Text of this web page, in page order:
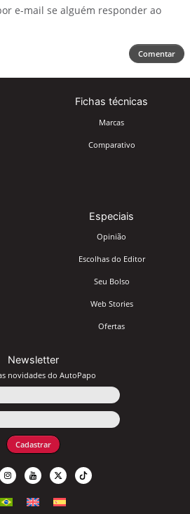
e-mail se alguém responder ao
Comentar
Fichas técnicas
Marcas
Comparativo
Especiais
Opinião
Escolhas do Editor
Seu Bolso
Web Stories
Ofertas
Newsletter
novidades do AutoPapo
Cadastrar